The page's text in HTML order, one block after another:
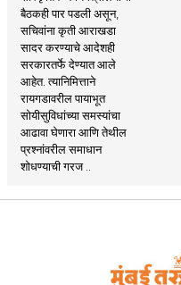
बैठकही पार पडली असून,
सचिवांना कृती आराखडा
सादर करण्याचे आदेशही
सरकारतर्फे देण्यात आले
आहेत. त्यानिमित्ताने
रायगडावरील पायाभूत
सोयीसुविधांच्या समस्यांचा
आढावा घेणारा आणि तेथील
प्रश्नांवरील समाधान
शोधण्याची गरज ..